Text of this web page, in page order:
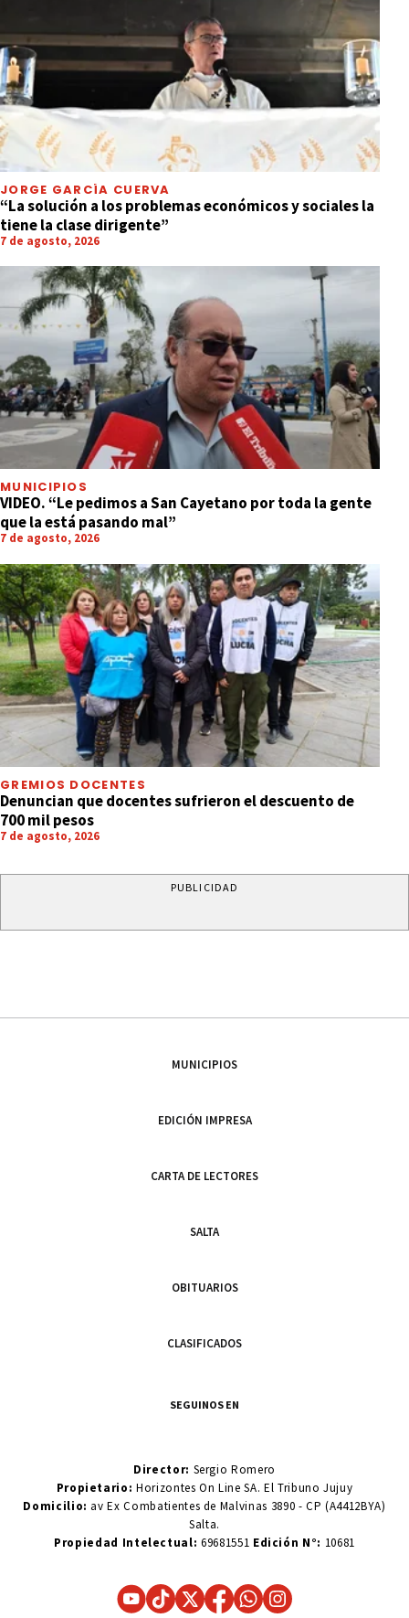
JORGE GARCÍA CUERVA
“La solución a los problemas económicos y sociales la
tiene la clase dirigente”
7 de agosto, 2026
MUNICIPIOS
VIDEO. “Le pedimos a San Cayetano por toda la gente
que la está pasando mal”
7 de agosto, 2026
GREMIOS DOCENTES
Denuncian que docentes sufrieron el descuento de
700 mil pesos
7 de agosto, 2026
PUBLICIDAD
MUNICIPIOS
EDICIÓN IMPRESA
CARTA DE LECTORES
SALTA
OBITUARIOS
CLASIFICADOS
SEGUINOS EN
Director: Sergio Romero
Propietario:Horizontes On Line SA. El Tribuno Jujuy
Domicilio: av Ex Combatientes de Malvinas 3890 - CP (A4412BYA)
Salta.
Propiedad Intelectual: 69681551 Edición N°: 10681